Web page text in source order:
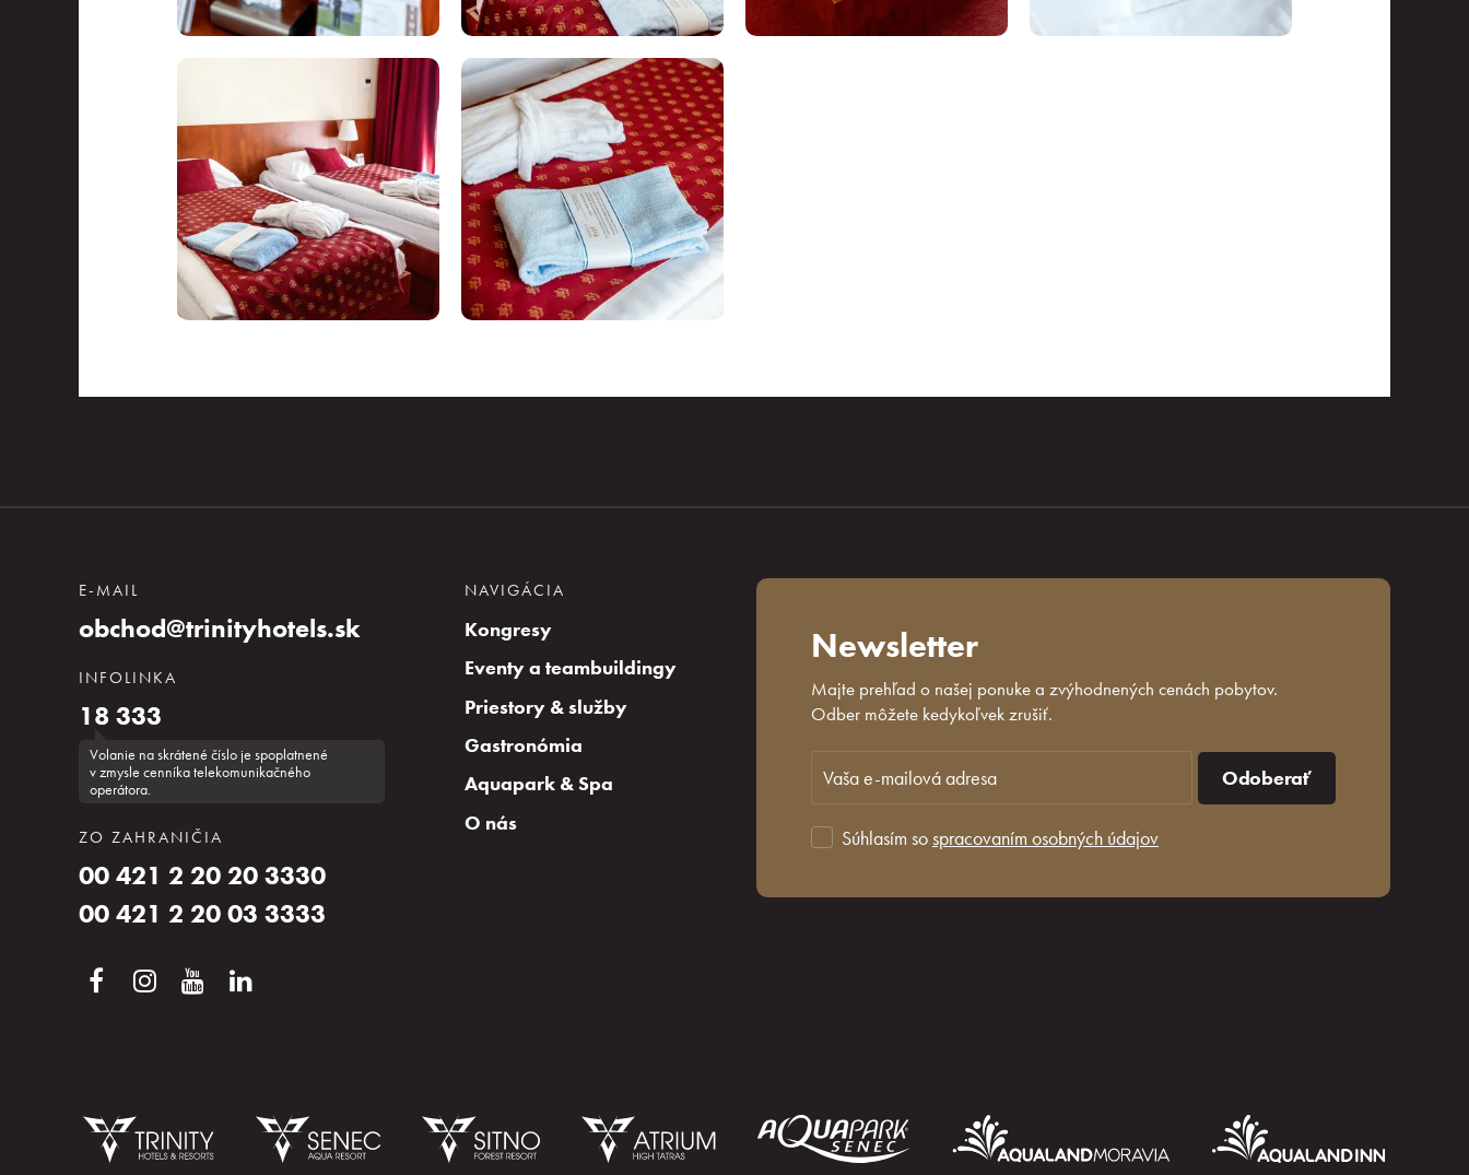
E-MAIL
obchod@trinityhotels.sk
INFOLINKA
18 333
Volanie na skrátené číslo je spoplatnené
v zmysle cenníka telekomunikačného
operátora.
ZO ZAHRANIČIA
00 421 2 20 20 3330
00 421 2 20 03 3333
NAVIGÁCIA
Kongresy
Eventy a teambuildingy
Priestory & služby
Gastronómia
Aquapark & Spa
O nás
Newsletter
Majte prehľad o našej ponuke a zvýhodnených cenách pobytov.
Odber môžete kedykoľvek zrušiť.
Odoberať
Súhlasím sospracovaním osobných údajov